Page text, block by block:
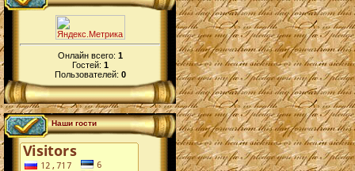
Онлайн всего: 1
Гостей: 1
Пользователей: 0
Наши гости